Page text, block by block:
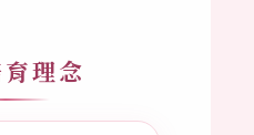
理念